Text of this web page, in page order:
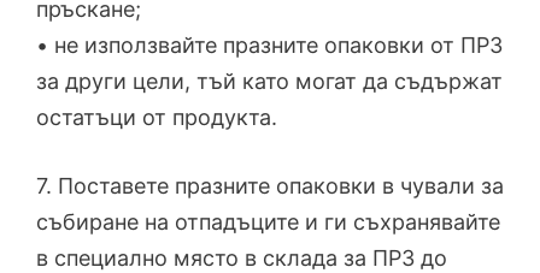
пръскане;
• не използвайте празните опаковки от ПРЗ
за други цели, тъй като могат да съдържат
остатъци от продукта.
7. Поставете празните опаковки в чували за
събиране на отпадъците и ги съхранявайте
в специално място в склада за ПРЗ до